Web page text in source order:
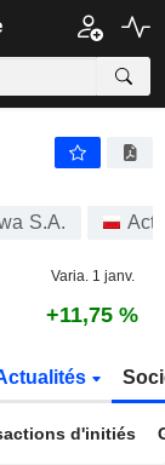
S.A.
Varia. 1 janv.
+11,75 %
d'initiés